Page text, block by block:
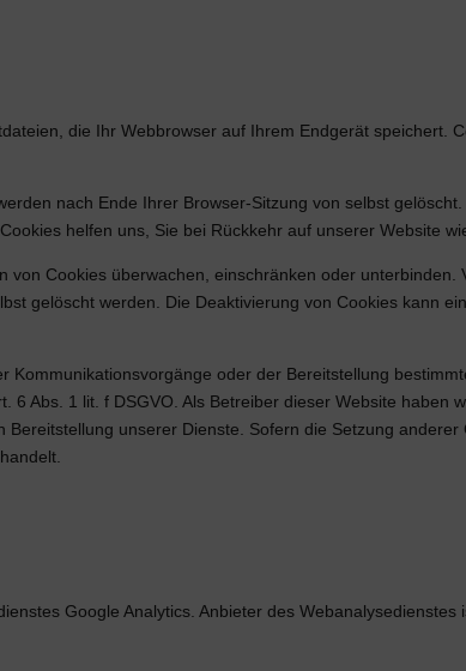
die Ihr Webbrowser auf Ihrem Endgerät speichert.
nach Ende Ihrer Browser-Sitzung von selbst
helfen uns, Sie bei Rückkehr auf unserer Website
Cookies überwachen, einschränken oder unterbinden.
gelöscht werden. Die Deaktivierung von Cookies kann
Kommunikationsvorgänge oder der Bereitstellung
6 Abs. 1 lit. f DSGVO. Als Betreiber dieser Website haben
unserer Dienste. Sofern die Setzung anderer
Google Analytics. Anbieter des Webanalysedienstes